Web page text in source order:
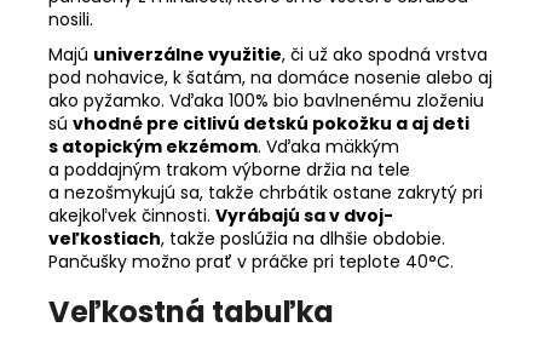
nosili.
Majú univerzálne využitie, či už ako spodná vrstva
pod nohavice, k šatám, na domáce nosenie alebo aj
ako pyžamko. Vďaka 100% bio bavlnenému zloženiu
sú vhodné pre citlivú detskú pokožku a aj deti
s atopickým ekzémom. Vďaka mäkkým
a poddajným trakom výborne držia na tele
a nezošmykujú sa, takže chrbátik ostane zakrytý pri
akejkoľvek činnosti. Vyrábajú sa v dvoj-
veľkostiach, takže poslúžia na dlhšie obdobie.
Pančušky možno prať v práčke pri teplote 40°C.
Veľkostná tabuľka